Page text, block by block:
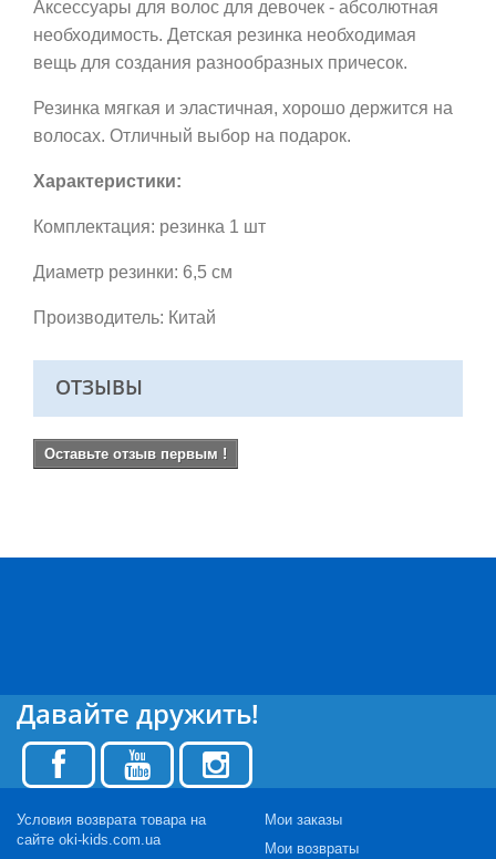
Аксессуары для волос для девочек - абсолютная
необходимость. Детская резинка необходимая
вещь для создания разнообразных причесок.
Резинка мягкая и эластичная, хорошо держится на
волосах. Отличный выбор на подарок.
Характеристики:
Комплектация: резинка 1 шт
Диаметр резинки: 6,5 см
Производитель: Китай
ОТЗЫВЫ
Оставьте отзыв первым !
Давайте дружить!
Условия возврата товара на
сайте oki-kids.com.ua
Мои заказы
Мои возвраты